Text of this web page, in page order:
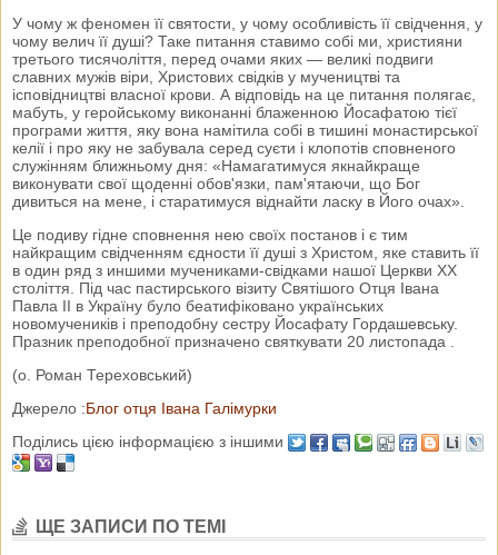
У чому ж феномен її святости, у чому особливість її свідчення, у
чому велич її душі? Таке питання ставимо собі ми, християни
третього тисячоліття, перед очами яких — великі подвиги
славних мужів віри, Христових свідків у мучеництві та
ісповідництві власної крови. А відповідь на це питання полягає,
мабуть, у геройському виконанні блаженною Йосафатою тієї
програми життя, яку вона намітила собі в тишині монастирської
келії і про яку не забувала серед суєти і клопотів сповненого
служінням ближньому дня: «Намагатимуся якнайкраще
виконувати свої щоденні обов'язки, пам'ятаючи, що Бог
дивиться на мене, і старатимуся віднайти ласку в Його очах».
Це подиву гідне сповнення нею своїх постанов і є тим
найкращим свідченням єдности її душі з Христом, яке ставить її
в один ряд з иншими мучениками-свідками нашої Церкви XX
століття. Під час пастирського візиту Святішого Отця Івана
Павла II в Україну було беатифіковано українських
новомучеників і преподобну сестру Йосафату Гордашевську.
Празник преподобної призначено святкувати 20 листопада .
(о. Роман Тереховський)
Джерело :Блог отця Івана Галімурки
Поділись цією інформацією з іншими
ЩЕ ЗАПИСИ ПО ТЕМІ